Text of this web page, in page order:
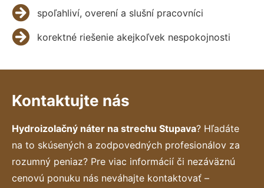
spoľahliví, overení a slušní pracovníci
korektné riešenie akejkoľvek nespokojnosti
Kontaktujte nás
Hydroizolačný náter na strechu Stupava? Hľadáte
na to skúsených a zodpovedných profesionálov za
rozumný peniaz? Pre viac informácií či nezáväznú
cenovú ponuku nás neváhajte kontaktovať –